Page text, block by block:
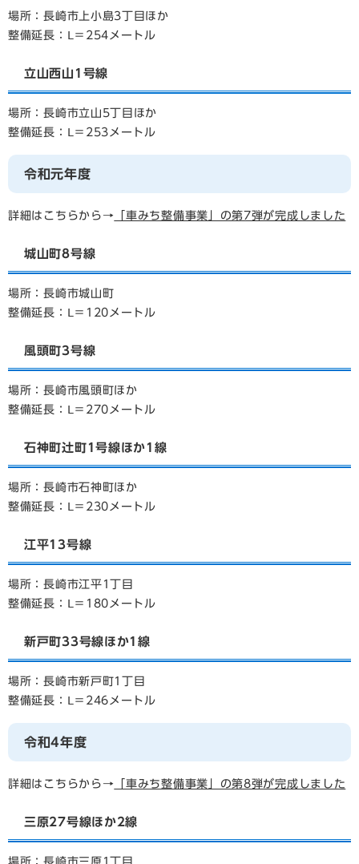
場所：長崎市上小島3丁目ほか
整備延長：Ⅼ＝254メートル
立山西山1号線
場所：長崎市立山5丁目ほか
整備延長：Ⅼ＝253メートル
令和元年度
詳細はこちらから→ 「車みち整備事業」の第7弾が完成しました
城山町8号線
場所：長崎市城山町
整備延長：Ⅼ＝120メートル
風頭町3号線
場所：長崎市風頭町ほか
整備延長：Ⅼ＝270メートル
石神町辻町1号線ほか1線
場所：長崎市石神町ほか
整備延長：Ⅼ＝230メートル
江平13号線
場所：長崎市江平1丁目
整備延長：Ⅼ＝180メートル
新戸町33号線ほか1線
場所：長崎市新戸町1丁目
整備延長：Ⅼ＝246メートル
令和4年度
詳細はこちらから→ 「車みち整備事業」の第8弾が完成しました
三原27号線ほか2線
場所：長崎市三原1丁目